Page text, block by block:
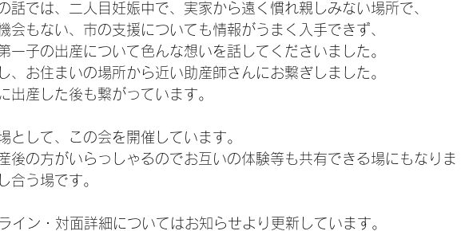
話では、二人目妊娠中で、実家から遠く慣れ親しみない場所で、
会もない、市の支援についても情報がうまく入手できず、
一子の出産について色んな想いを話してくださいました。
、お住まいの場所から近い助産師さんにお繋ぎしました。
出産した後も繋がっています。
として、この会を開催しています。
後の方がいらっしゃるのでお互いの体験等も共有できる場にもなりま
合う場です。
イン・対面詳細についてはお知らせより更新しています。